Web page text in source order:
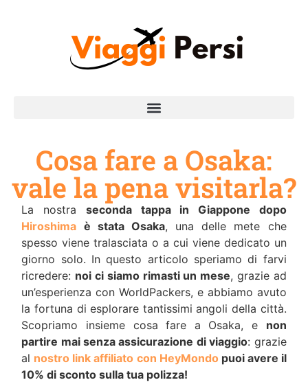
Cosa fare a Osaka:
vale la pena visitarla?
La nostra seconda tappa in Giappone dopo
Hiroshima è stata Osaka, una delle mete che
spesso viene tralasciata o a cui viene dedicato un
giorno solo. In questo articolo speriamo di farvi
ricredere: noi ci siamo rimasti un mese, grazie ad
un’esperienza con WorldPackers, e abbiamo avuto
la fortuna di esplorare tantissimi angoli della città.
Scopriamo insieme cosa fare a Osaka, e non
partire mai senza assicurazione di viaggio: grazie
al nostro link affiliato con HeyMondopuoi avere il
10% di sconto sulla tua polizza!